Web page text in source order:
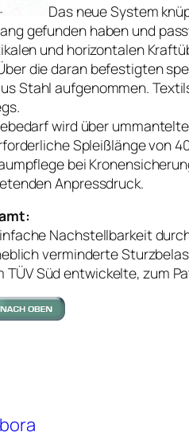
Das neue System
gefunden haben und
und horizontalen
die daran befestigten
Stahl aufgenommen.
wird über
Spleißlänge von
bei
Anpressdruck.
Nachstellbarkeit
verminderte
Süd entwickelte, zum